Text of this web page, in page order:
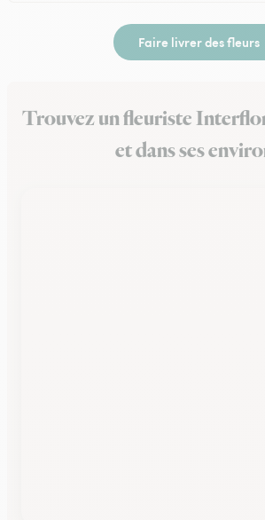
Faire livrer des fleurs
Trouvez un fleuriste
et dans ses